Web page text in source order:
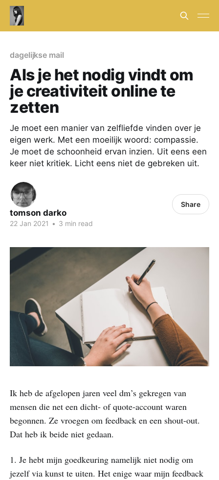
dagelijkse mail
Als je het nodig vindt om
je creativiteit online te
zetten
Je moet een manier van zelfliefde vinden over je
eigen werk. Met een moeilijk woord: compassie.
Je moet de schoonheid ervan inzien. Uit eens een
keer niet kritiek. Licht eens niet de gebreken uit.
tomson darko
22 Jan 2021 • 3 min read
Share
Ik heb de afgelopen jaren veel dm’s gekregen van
mensen die net een dicht- of quote-account waren
begonnen. Ze vroegen om feedback en een shout-out.
Dat heb ik beide niet gedaan.
1. Je hebt mijn goedkeuring namelijk niet nodig om
jezelf via kunst te uiten. Het enige waar mijn feedback